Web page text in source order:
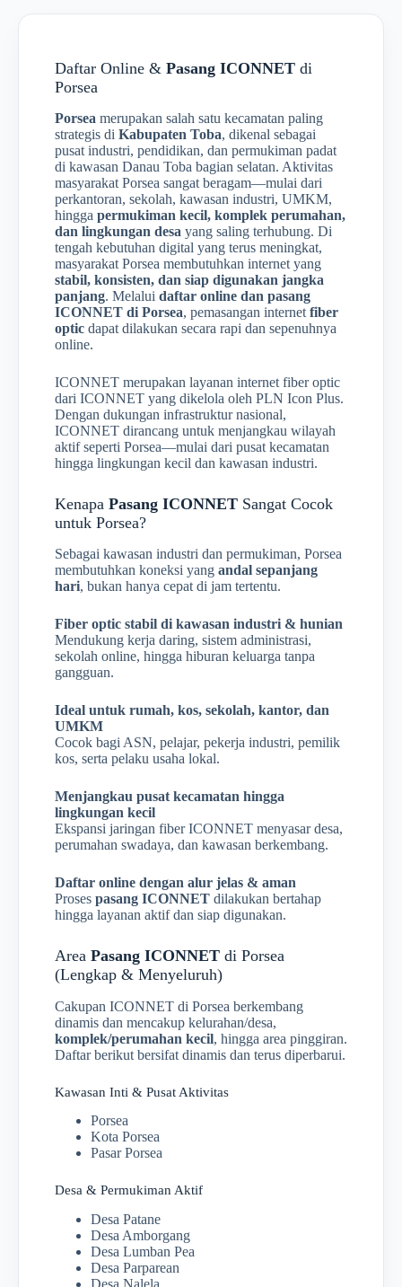
Daftar Online & Pasang ICONNET di
Porsea
Porsea merupakan salah satu kecamatan paling
strategis di Kabupaten Toba, dikenal sebagai
pusat industri, pendidikan, dan permukiman padat
di kawasan Danau Toba bagian selatan. Aktivitas
masyarakat Porsea sangat beragam—mulai dari
perkantoran, sekolah, kawasan industri, UMKM,
hingga permukiman kecil, komplek perumahan,
dan lingkungan desa yang saling terhubung. Di
tengah kebutuhan digital yang terus meningkat,
masyarakat Porsea membutuhkan internet yang
stabil, konsisten, dan siap digunakan jangka
panjang. Melalui daftar online dan pasang
ICONNET di Porsea, pemasangan internet fiber
optic dapat dilakukan secara rapi dan sepenuhnya
online.
ICONNET merupakan layanan internet fiber optic
dari ICONNET yang dikelola oleh PLN Icon Plus.
Dengan dukungan infrastruktur nasional,
ICONNET dirancang untuk menjangkau wilayah
aktif seperti Porsea—mulai dari pusat kecamatan
hingga lingkungan kecil dan kawasan industri.
Kenapa Pasang ICONNET Sangat Cocok
untuk Porsea?
Sebagai kawasan industri dan permukiman, Porsea
membutuhkan koneksi yang andal sepanjang
hari, bukan hanya cepat di jam tertentu.
Fiber optic stabil di kawasan industri & hunian
Mendukung kerja daring, sistem administrasi,
sekolah online, hingga hiburan keluarga tanpa
gangguan.
Ideal untuk rumah, kos, sekolah, kantor, dan
UMKM
Cocok bagi ASN, pelajar, pekerja industri, pemilik
kos, serta pelaku usaha lokal.
Menjangkau pusat kecamatan hingga
lingkungan kecil
Ekspansi jaringan fiber ICONNET menyasar desa,
perumahan swadaya, dan kawasan berkembang.
Daftar online dengan alur jelas & aman
Proses pasang ICONNET dilakukan bertahap
hingga layanan aktif dan siap digunakan.
Area Pasang ICONNET di Porsea
(Lengkap & Menyeluruh)
Cakupan ICONNET di Porsea berkembang
dinamis dan mencakup kelurahan/desa,
komplek/perumahan kecil, hingga area pinggiran.
Daftar berikut bersifat dinamis dan terus diperbarui.
Kawasan Inti & Pusat Aktivitas
Porsea
Kota Porsea
Pasar Porsea
Desa & Permukiman Aktif
Desa Patane
Desa Amborgang
Desa Lumban Pea
Desa Parparean
Desa Nalela